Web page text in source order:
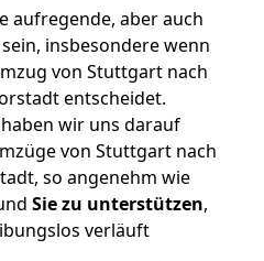
aufregende, aber auch
sein, insbesondere wenn
von Stuttgart nach
entscheidet.
wir uns darauf
von Stuttgart nach
so angenehm wie
Sie zu unterstützen,
verläuft